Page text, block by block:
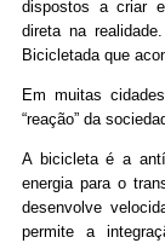
dispostos a criar
direta na
Bicicletada que
Em muitas
“reação” da
A bicicleta é a
energia para o
desenvolve
permite a